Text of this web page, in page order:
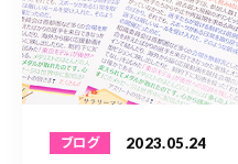
ブログ 2023.05.24